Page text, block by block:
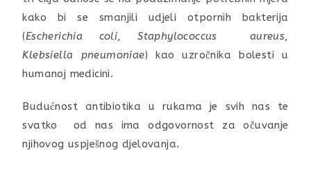
kako bi se smanjili udjeli otpornih bakterija
(Escherichia coli,Staphylococcus aureus,
Klebsiella pneumoniae) kao uzročnika bolesti u
humanoj medicini.
Budućnost antibiotika u rukama je svih nas te
svatko od nas ima odgovornost za očuvanje
njihovog uspješnog djelovanja.